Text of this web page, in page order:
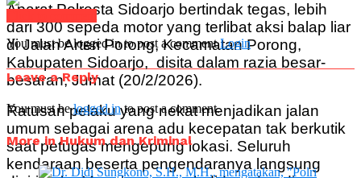
Aparat Polresta Sidoarjo bertindak tegas, lebih
dari 300 sepeda motor yang terlibat aksi balap liar
di Jalan Arteri Porong, Kecamatan Porong,
Kabupaten Sidoarjo, disita dalam razia besar-
besaran, Jumat (20/2/2026).
Ratusan pelaku yang nekat menjadikan jalan
umum sebagai arena adu kecepatan tak berkutik
saat petugas mengepung lokasi. Seluruh
kendaraan beserta pengendaranya langsung
You must be logged in to post a commentLogin
Leave a Reply
You must belogged into post a comment.
More in Hukum dan Kriminal